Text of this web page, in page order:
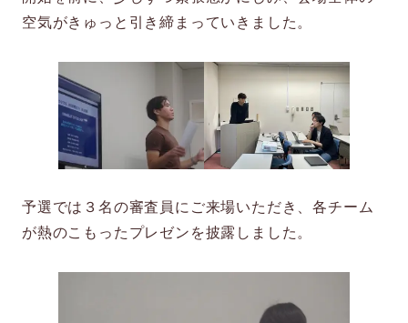
空気がきゅっと引き締まっていきました。
予選では３名の審査員にご来場いただき、各チーム
が熱のこもったプレゼンを披露しました。